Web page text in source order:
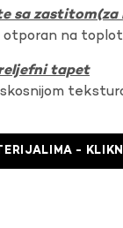
sa
na
tapet
-